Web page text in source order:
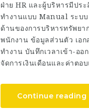
ฝ่าย HR และผู้บริหารมีปร
ทำงานแบบ Manual ระบบ
ด้านของการบริหารทรัพย
พนักงาน ข้อมูลส่วนตัว เอก
ทำงาน บันทึกเวลาเข้า-ออ
จัดการเงินเดือนและค่าตอ
Continue reading